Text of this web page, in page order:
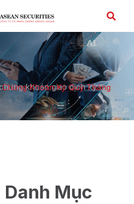
khoán giao dịch ký quỹ
Danh Mục